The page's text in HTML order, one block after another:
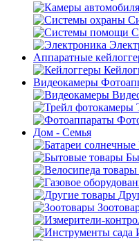
Аппаратные
Видеокамеры
Дом - Семья